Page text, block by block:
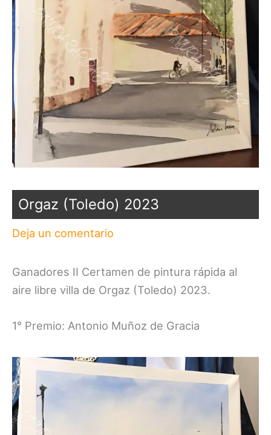
Orgaz (Toledo) 2023
Deja un comentario
Ganadores II Certamen de pintura rápida al
aire libre villa de Orgaz (Toledo) 2023.
1° Premio: Antonio Muñoz de Gracia